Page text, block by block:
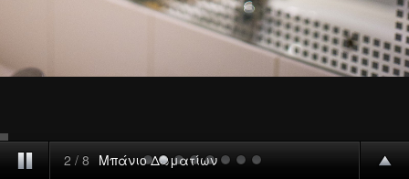
2 / 8 Μπάνιο Δωματίων